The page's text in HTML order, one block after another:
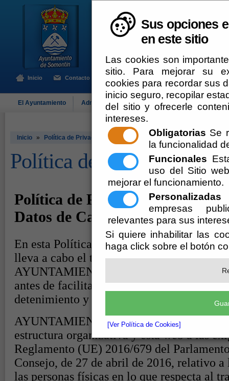
Sus opciones
en este sitio
Las cookies son
sitio. Para mejorar su
cookies para recordar sus
inicio seguro, recopilar
del sitio y ofrecerle
intereses.
Obligatorias Se
la funcionalidad
Funcionales
uso del Sitio
mejorar el funcionamiento.
Personalizadas
empresas
relevantes para sus
Si quiere inhabilitar las
haga click sobre el botón
[Ver Política de Cookies]
Inicio Contacto
El Ayuntamiento Administración-e Que Hacer Cuando
Inicio » Política de Privacidad
Política de Privacidad